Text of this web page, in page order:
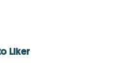
Liker